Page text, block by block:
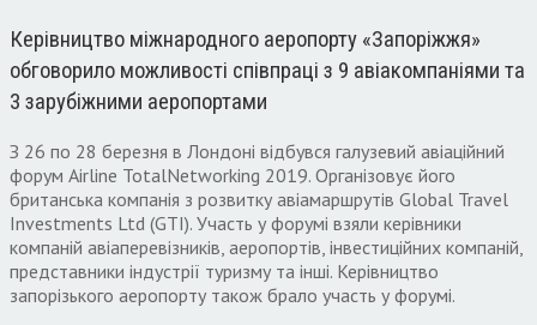
Керівництво міжнародного аеропорту «Запоріжжя»
обговорило можливості співпраці з 9 авіакомпаніями та
3 зарубіжними аеропортами
З 26 по 28 березня в Лондоні відбувся галузевий авіаційний
форум Airline TotalNetworking 2019. Організовує його
британська компанія з розвитку авіамаршрутів Global Travel
Investments Ltd (GTI). Участь у форумі взяли керівники
компаній авіаперевізників, аеропортів, інвестиційних компаній,
представники індустрії туризму та інші. Керівництво
запорізького аеропорту також брало участь у форумі.